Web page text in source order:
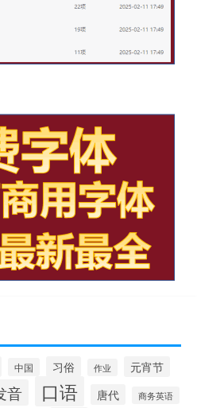
中国 习俗 作业 元宵节
音 口语 唐代 商务英语